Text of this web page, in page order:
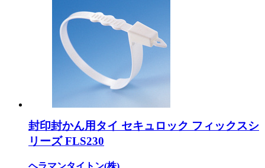
封印封かん用タイ セキュロック フィックスシ
リーズ FLS230
ヘラマンタイトン(株)